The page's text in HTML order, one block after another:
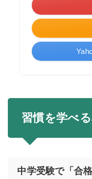
習慣を学べ
中学受験で「合